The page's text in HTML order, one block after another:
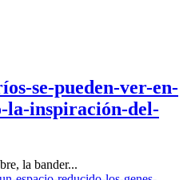
se-pueden-ver-en-
la-inspiración-del-
la bander...